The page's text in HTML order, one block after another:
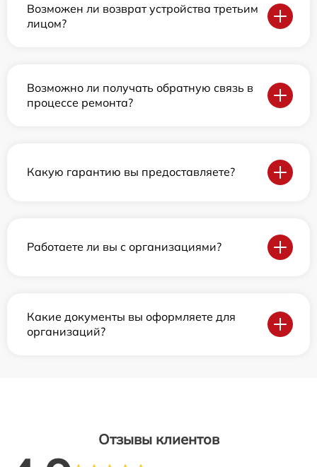
Возможен ли возврат устройства третьим
лицом?
Возможно ли получать обратную связь в
процессе ремонта?
Какую гарантию вы предоставляете?
Работаете ли вы с организациями?
Какие документы вы оформляете для
организаций?
Отзывы клиентов